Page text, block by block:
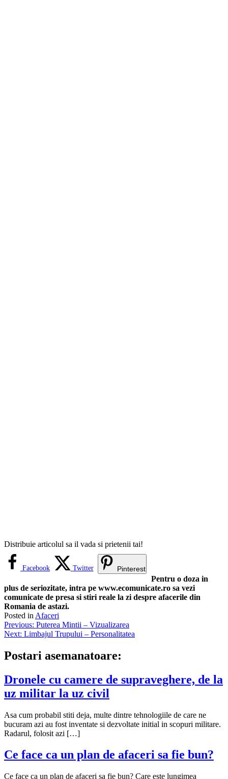
Distribuie articolul sa il vada si prietenii tai!
Facebook Twitter Pinterest
Pentru o doza in
plus de seriozitate, intra pe www.ecomunicate.ro sa vezi
comunicate de presa si stiri reale la zi despre afacerile din
Romania de astazi.
Posted in Afaceri
Navigare
în
articole
Previous: Puterea Mintii – Vizualizarea
Next: Limbajul Trupului – Personalitatea
Postari asemanatoare:
Dronele cu camere de supraveghere, de la
uz militar la uz civil
Asa cum probabil stiti deja, multe dintre tehnologiile de care ne
bucuram azi au fost inventate si dezvoltate initial in scopuri militare.
Radarul, folosit azi […]
Ce face ca un plan de afaceri sa fie bun?
Ce face ca un plan de afaceri sa fie bun? Care este lungimea